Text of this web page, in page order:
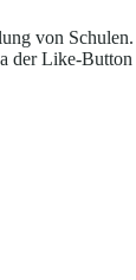
von Schulen.
der Like-